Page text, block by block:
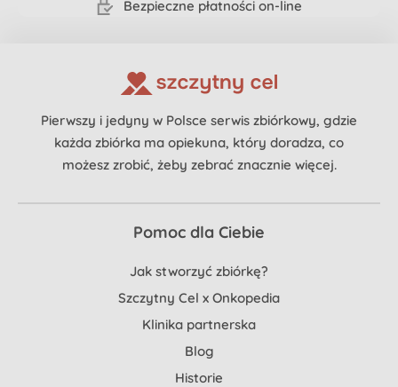
Bezpieczne płatności on-line
Pierwszy i jedyny w Polsce serwis zbiórkowy, gdzie
każda zbiórka ma opiekuna, który doradza, co
możesz zrobić, żeby zebrać znacznie więcej.
Pomoc dla Ciebie
Jak stworzyć zbiórkę?
Szczytny Cel x Onkopedia
Klinika partnerska
Blog
Historie